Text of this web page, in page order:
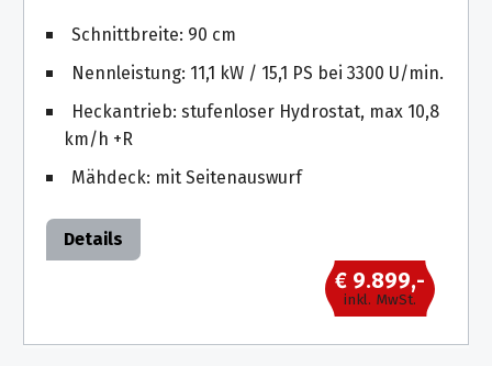
Schnittbreite: 90 cm
Nennleistung: 11,1 kW / 15,1 PS bei 3300 U/min.
Heckantrieb: stufenloser Hydrostat, max 10,8
km/h +R
Mähdeck: mit Seitenauswurf
Details
€ 9.899,-
inkl. MwSt.